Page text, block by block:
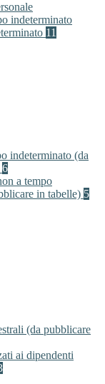
indeterminato
11
indeterminato (da
6
a tempo
in tabelle) 5
(da pubblicare
ai dipendenti